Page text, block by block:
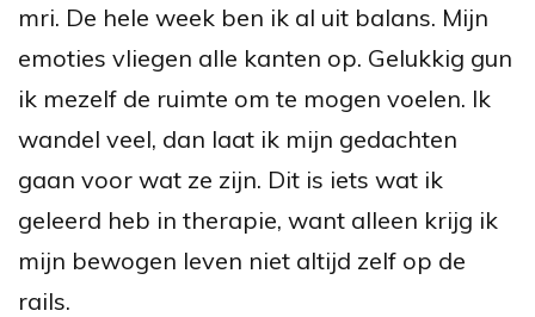
mri. De hele week ben ik al uit balans. Mijn
emoties vliegen alle kanten op. Gelukkig gun
ik mezelf de ruimte om te mogen voelen. Ik
wandel veel, dan laat ik mijn gedachten
gaan voor wat ze zijn. Dit is iets wat ik
geleerd heb in therapie, want alleen krijg ik
mijn bewogen leven niet altijd zelf op de
rails.